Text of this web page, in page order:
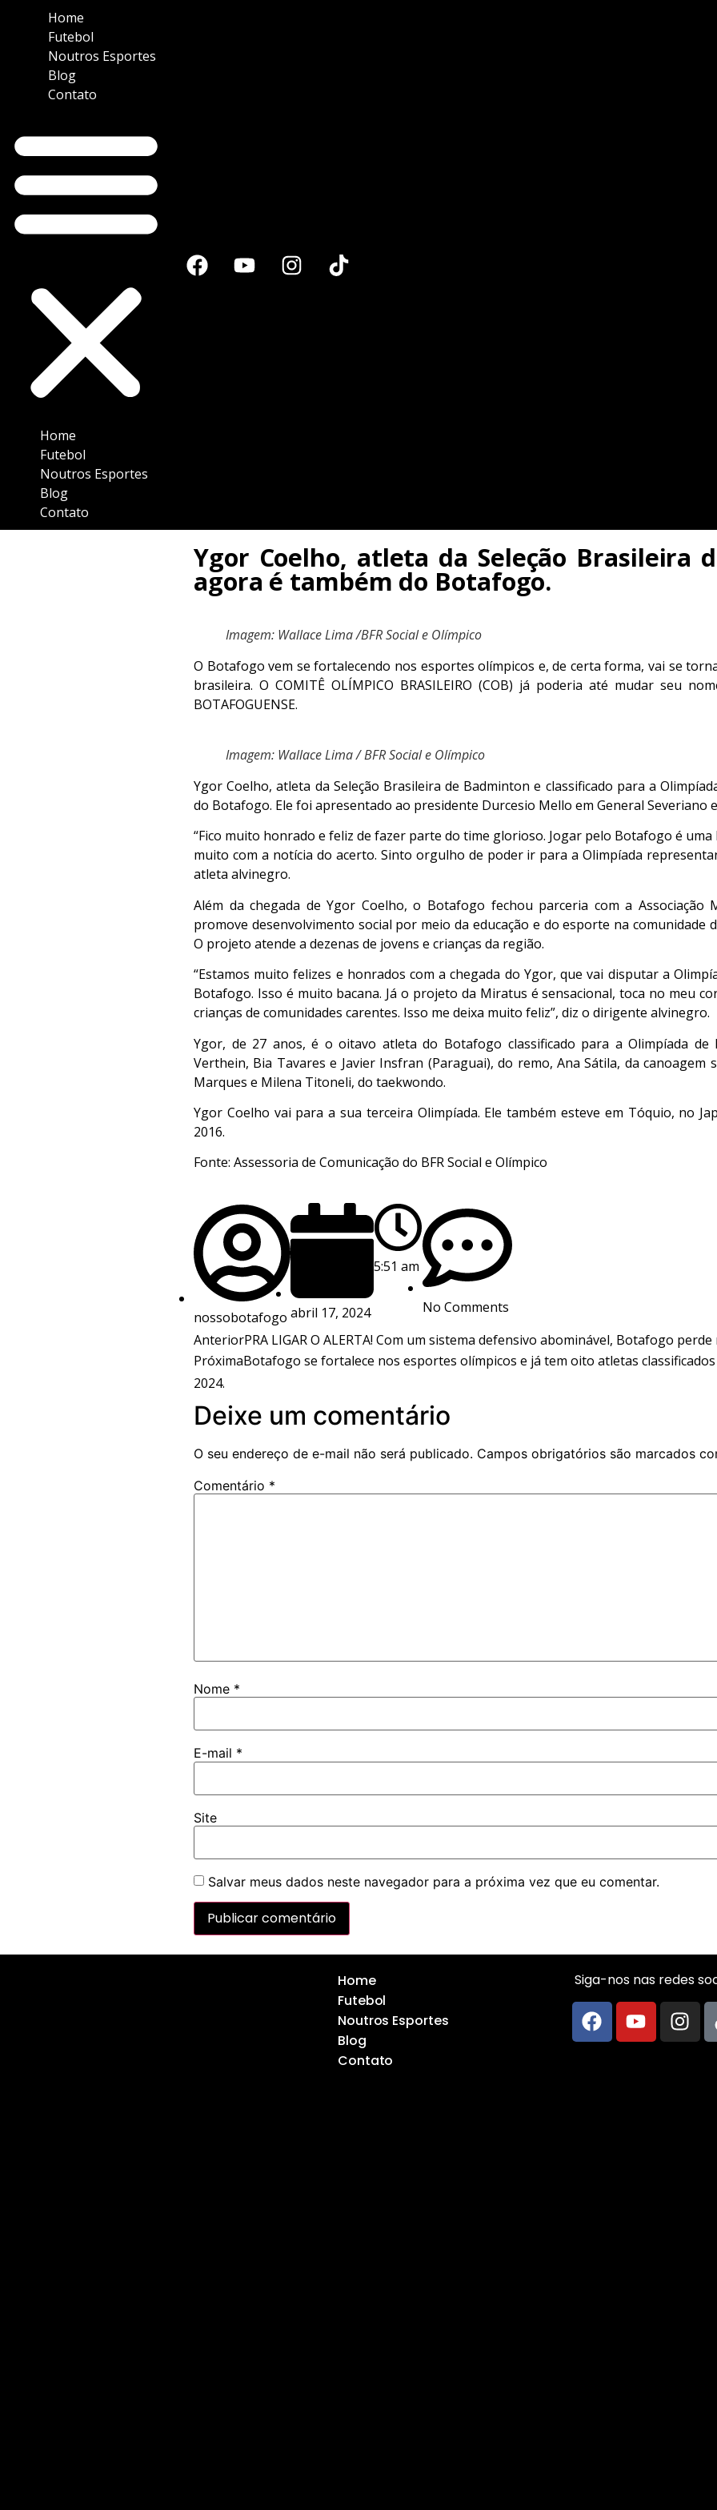
Home
Futebol
Noutros Esportes
Blog
Contato
Home
Futebol
Noutros Esportes
Blog
Contato
Ygor Coelho, atleta da Seleção Brasileira
agora é também do Botafogo.
Imagem: Wallace Lima /BFR Social e Olímpico
O Botafogo vem se fortalecendo nos esportes olímpicos e, de certa forma, vai se
brasileira. O COMITÊ OLÍMPICO BRASILEIRO (COB) já poderia até mudar seu
BOTAFOGUENSE.
Imagem: Wallace Lima / BFR Social e Olímpico
Ygor Coelho, atleta da Seleção Brasileira de Badminton e classificado para a
do Botafogo. Ele foi apresentado ao presidente Durcesio Mello em General Severiano
“Fico muito honrado e feliz de fazer parte do time glorioso. Jogar pelo Botafogo é
muito com a notícia do acerto. Sinto orgulho de poder ir para a Olimpíada
atleta alvinegro.
Além da chegada de Ygor Coelho, o Botafogo fechou parceria com a Associação
promove desenvolvimento social por meio da educação e do esporte na comunidade
O projeto atende a dezenas de jovens e crianças da região.
“Estamos muito felizes e honrados com a chegada do Ygor, que vai disputar a
Botafogo. Isso é muito bacana. Já o projeto da Miratus é sensacional, toca no meu
crianças de comunidades carentes. Isso me deixa muito feliz”, diz o dirigente alvinegro.
Ygor, de 27 anos, é o oitavo atleta do Botafogo classificado para a Olimpíada de
Verthein, Bia Tavares e Javier Insfran (Paraguai), do remo, Ana Sátila, da canoagem
Marques e Milena Titoneli, do taekwondo.
Ygor Coelho vai para a sua terceira Olimpíada. Ele também esteve em Tóquio, no
2016.
Fonte: Assessoria de Comunicação do BFR Social e Olímpico
nossobotafogo abril 17, 2024
5:51 am
No Comments
AnteriorPRA LIGAR O ALERTA! Com um sistema defensivo abominável, Botafogo
PróximaBotafogo se fortalece nos esportes olímpicos e já tem oito atletas
2024.
Deixe um comentário
O seu endereço de e-mail não será publicado. Campos obrigatórios são marcados
Comentário *
Nome *
E-mail *
Site
Salvar meus dados neste navegador para a próxima vez que eu comentar.
Home
Futebol
Noutros Esportes
Blog
Contato
Siga-nos nas redes